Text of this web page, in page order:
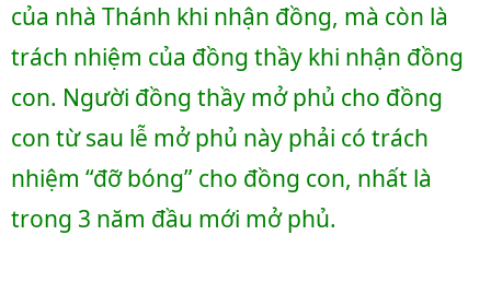
của nhà Thánh khi nhận đồng, mà còn là
trách nhiệm của đồng thầy khi nhận đồng
con. Người đồng thầy mở phủ cho đồng
con từ sau lễ mở phủ này phải có trách
nhiệm “đỡ bóng” cho đồng con, nhất là
trong 3 năm đầu mới mở phủ.